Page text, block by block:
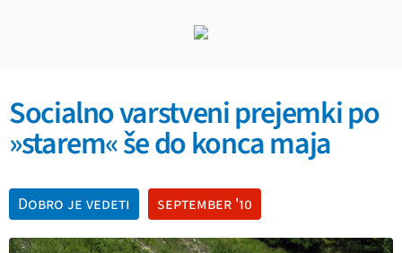
Socialno varstveni prejemki po
»starem« še do konca maja
Dobro je vedeti september '10